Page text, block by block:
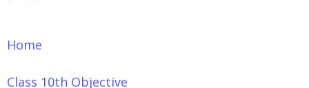
Home
Class 10th Objective